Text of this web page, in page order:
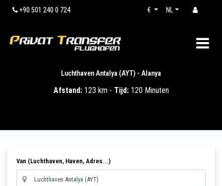
+90 501 240 0 724 NL
€
Luchthaven Antalya (AYT) - Alanya
Afstand:123 km - Tijd:120 Minuten
Van (Luchthaven, Haven, Adres...)